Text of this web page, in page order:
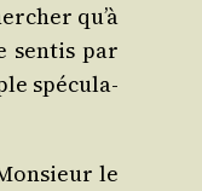
qu’à
sen­tis par
spé­cu­la­
le